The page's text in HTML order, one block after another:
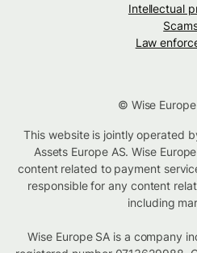
Intellectual
Law
© Wise
This website is jointly operated
Assets Europe AS. Wise
content related to payment
responsible for any content
including
Wise Europe SA is a company